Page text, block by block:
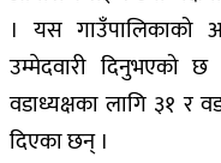
। यस गाउँपालिकाको
उम्मेदवारी दिनुभएको
वडाध्यक्षका लागि ३१ र
दिएका छन् ।